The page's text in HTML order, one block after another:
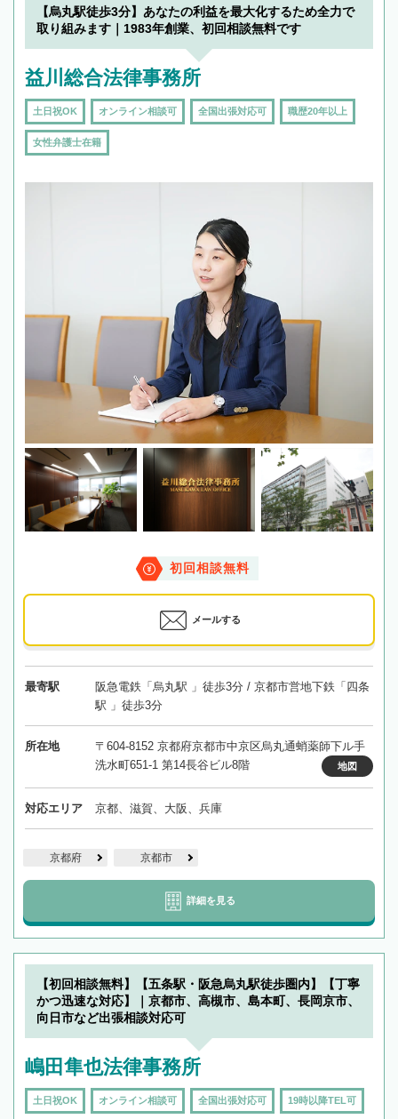
【烏丸駅徒歩3分】あなたの利益を最大化するため全力で
取り組みます｜1983年創業、初回相談無料です
益川総合法律事務所
土日祝OK オンライン相談可 全国出張対応可 職歴20年以上
女性弁護士在籍
初回相談無料
メールする
最寄駅
阪急電鉄「烏丸駅 」徒歩3分 / 京都市営地下鉄「四条
駅 」徒歩3分
所在地
〒604-8152 京都府京都市中京区烏丸通蛸薬師下ル手
洗水町651-1 第14長谷ビル8階
地図
対応エリア 京都、滋賀、大阪、兵庫
京都府 京都市
詳細を見る
【初回相談無料】【五条駅・阪急烏丸駅徒歩圏内】【丁寧
かつ迅速な対応】｜京都市、高槻市、島本町、長岡京市、
向日市など出張相談対応可
嶋田隼也法律事務所
土日祝OK オンライン相談可 全国出張対応可 19時以降TEL可